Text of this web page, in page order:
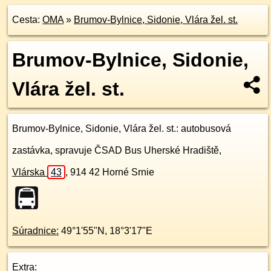
Cesta: OMA» Brumov-Bylnice, Sidonie, Vlára žel. st.
Brumov-Bylnice, Sidonie,
Vlára žel. st.
Brumov-Bylnice, Sidonie, Vlára žel. st.: autobusová
zastávka, spravuje ČSAD Bus Uherské Hradiště,
Vlárska 43 , 914 42 Horné Srnie
Súradnice: 49°1'55"N , 18°3'17"E
Extra: